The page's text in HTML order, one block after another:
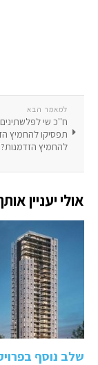
למאמר הבא
ח''כ שי
תפסיקו להחמיץ
להחמיץ
אולי יעניין
שלב נוסף